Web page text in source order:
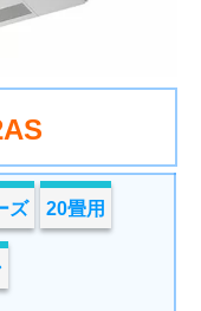
ズ 20畳用